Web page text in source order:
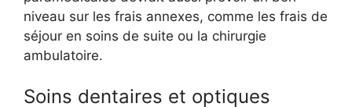
niveau sur les frais annexes, comme les frais de
séjour en soins de suite ou la chirurgie
ambulatoire.
Soins dentaires et optiques